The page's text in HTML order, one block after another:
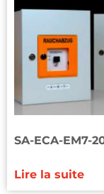
SA-ECA-EM7-
Lire la suite